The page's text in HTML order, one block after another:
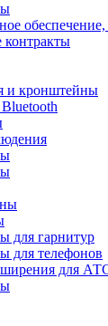
контракты
и кронштейны
для гарнитур
для телефонов
для